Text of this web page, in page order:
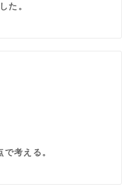
た。
考える。